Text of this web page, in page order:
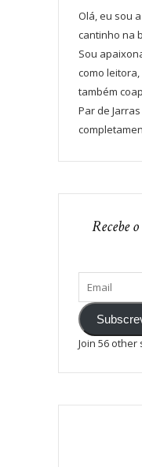
Olá, eu sou a
cantinho na
Sou
como
também
Par de
Recebe
Join 56